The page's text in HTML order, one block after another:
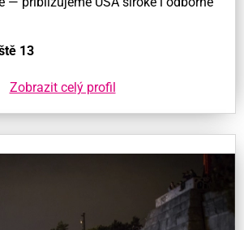
13
Zobrazit celý profil